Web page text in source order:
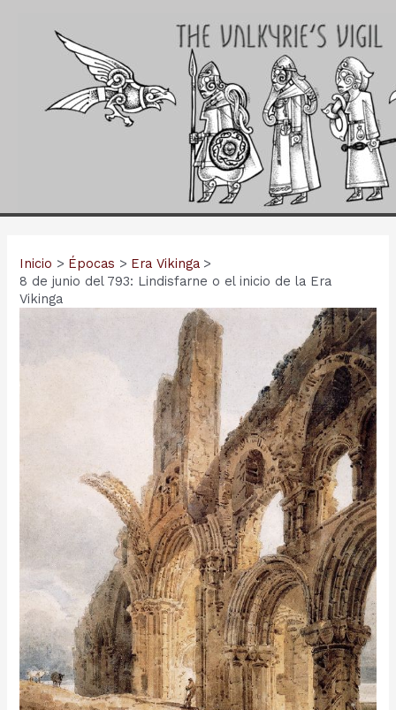
Inicio Épocas
Era Vikinga
8 de junio del 793: Lindisfarne o el inicio de la Era
Vikinga